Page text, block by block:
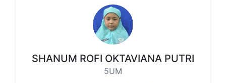
SHANUM ROFI OKTAVIANA PUTRI
5UM